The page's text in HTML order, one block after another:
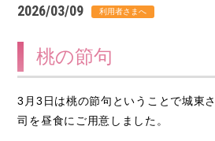
2026/03/09
桃の節句
3月3日は桃の節句ということで城東
司を昼食にご用意しました。